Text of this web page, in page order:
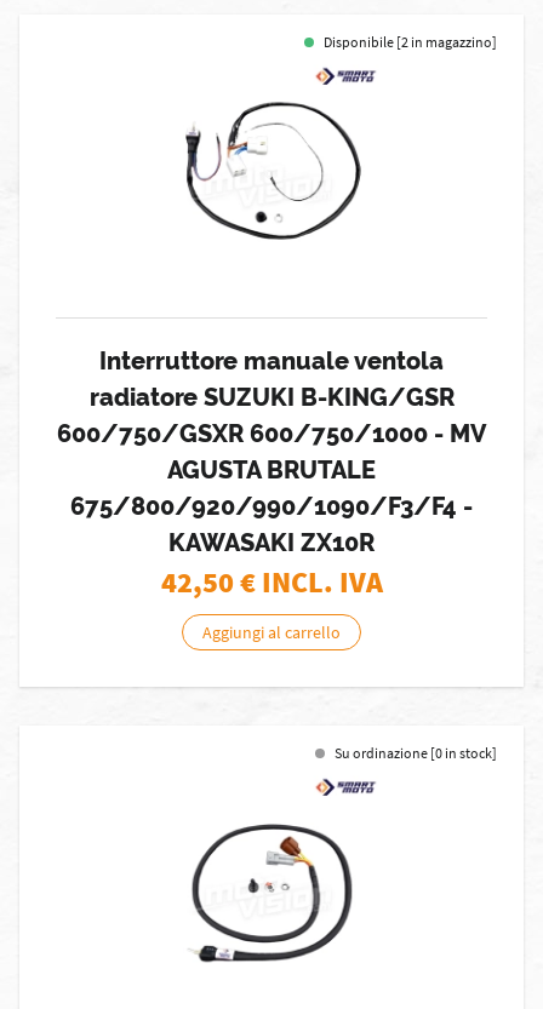
Disponibile [2 in magazzino]
Interruttore manuale ventola
radiatore SUZUKI B-KING/GSR
600/750/GSXR 600/750/1000 - MV
AGUSTA BRUTALE
675/800/920/990/1090/F3/F4 -
KAWASAKI ZX10R
42,50€ INCL. IVA
Aggiungi al carrello
Su ordinazione [0 in stock]